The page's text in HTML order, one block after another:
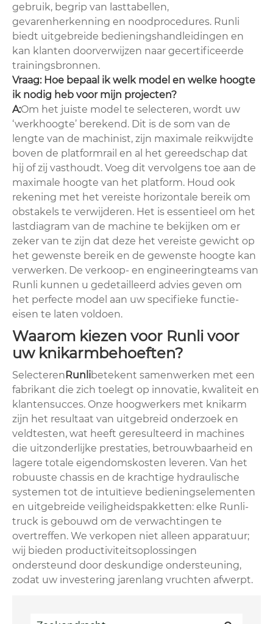
gebruik, begrip van lasttabellen,
gevarenherkenning en noodprocedures. Runli
biedt uitgebreide bedieningshandleidingen en
kan klanten doorverwijzen naar gecertificeerde
trainingsbronnen.
Vraag: Hoe bepaal ik welk model en welke hoogte
ik nodig heb voor mijn projecten?
A:Om het juiste model te selecteren, wordt uw
‘werkhoogte’ berekend. Dit is de som van de
lengte van de machinist, zijn maximale reikwijdte
boven de platformrail en al het gereedschap dat
hij of zij vasthoudt. Voeg dit vervolgens toe aan de
maximale hoogte van het platform. Houd ook
rekening met het vereiste horizontale bereik om
obstakels te verwijderen. Het is essentieel om het
lastdiagram van de machine te bekijken om er
zeker van te zijn dat deze het vereiste gewicht op
het gewenste bereik en de gewenste hoogte kan
verwerken. De verkoop- en engineeringteams van
Runli kunnen u gedetailleerd advies geven om
het perfecte model aan uw specifieke functie-
eisen te laten voldoen.
Waarom kiezen voor Runli voor
uw knikarmbehoeften?
SelecterenRunlibetekent samenwerken met een
fabrikant die zich toelegt op innovatie, kwaliteit en
klantensucces. Onze hoogwerkers met knikarm
zijn het resultaat van uitgebreid onderzoek en
veldtesten, wat heeft geresulteerd in machines
die uitzonderlijke prestaties, betrouwbaarheid en
lagere totale eigendomskosten leveren. Van het
robuuste chassis en de krachtige hydraulische
systemen tot de intuïtieve bedieningselementen
en uitgebreide veiligheidspakketten: elke Runli-
truck is gebouwd om de verwachtingen te
overtreffen. We verkopen niet alleen apparatuur;
wij bieden productiviteitsoplossingen
ondersteund door deskundige ondersteuning,
zodat uw investering jarenlang vruchten afwerpt.